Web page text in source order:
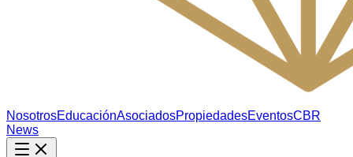
NosotrosEducaciónAsociadosPropiedadesEventosCBR
News